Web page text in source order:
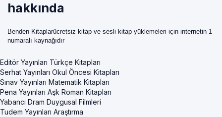
hakkında
Benden Kitaplarücretsiz kitap ve sesli kitap yüklemeleri için internetin 1
numaralı kaynağıdır
Editör Yayınları Türkçe Kitapları
Serhat Yayınları Okul Öncesi Kitapları
Sınav Yayınları Matematik Kitapları
Pena Yayınları Aşk Roman Kitapları
Yabancı Dram Duygusal Filmleri
Tudem Yayınları Araştırma